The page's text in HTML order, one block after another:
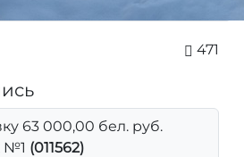
471
63 000,00 бел. руб.
№1 (011562)